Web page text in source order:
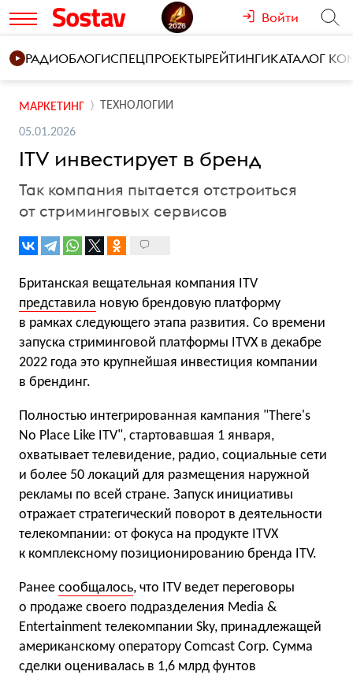
Войти
РАДИОБЛОГИСПЕЦПРОЕКТЫРЕЙТИНГИКАТАЛОГ
МАРКЕТИНГ ТЕХНОЛОГИИ
05.01.2026
ITV инвестирует в бренд
Так компания пытается отстроиться
от стриминговых сервисов
Британская вещательная компания ITV
представила новую брендовую платформу
в рамках следующего этапа развития. Со времени
запуска стриминговой платформы ITVX в декабре
2022 года это крупнейшая инвестиция компании
в брендинг.
Полностью интегрированная кампания "There's
No Place Like ITV", стартовавшая 1 января,
охватывает телевидение, радио, социальные сети
и более 50 локаций для размещения наружной
рекламы по всей стране. Запуск инициативы
отражает стратегический поворот в деятельности
телекомпании: от фокуса на продукте ITVX
к комплексному позиционированию бренда ITV.
Ранее сообщалось, что ITV ведет переговоры
о продаже своего подразделения Media &
Entertainment телекомпании Sky, принадлежащей
американскому оператору Comcast Corp. Сумма
сделки оценивалась в 1,6 млрд фунтов